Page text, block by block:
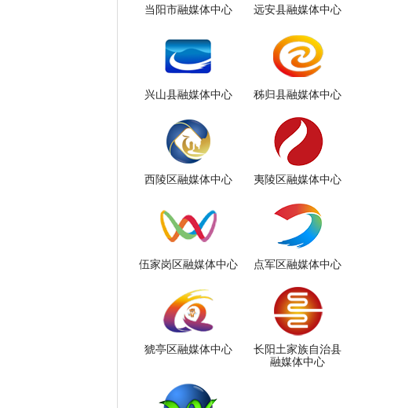
当阳市融媒体中心 远安县融媒体中心
兴山县融媒体中心 秭归县融媒体中心
西陵区融媒体中心 夷陵区融媒体中心
伍家岗区融媒体中心 点军区融媒体中心
猇亭区融媒体中心
长阳土家族自治县
融媒体中心